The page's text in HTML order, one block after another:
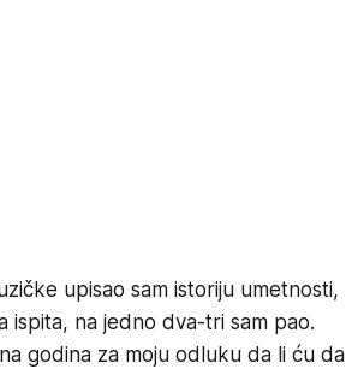
upisao sam istoriju umetnosti,
ispita, na jedno dva-tri sam pao.
godina za moju odluku da li ću da